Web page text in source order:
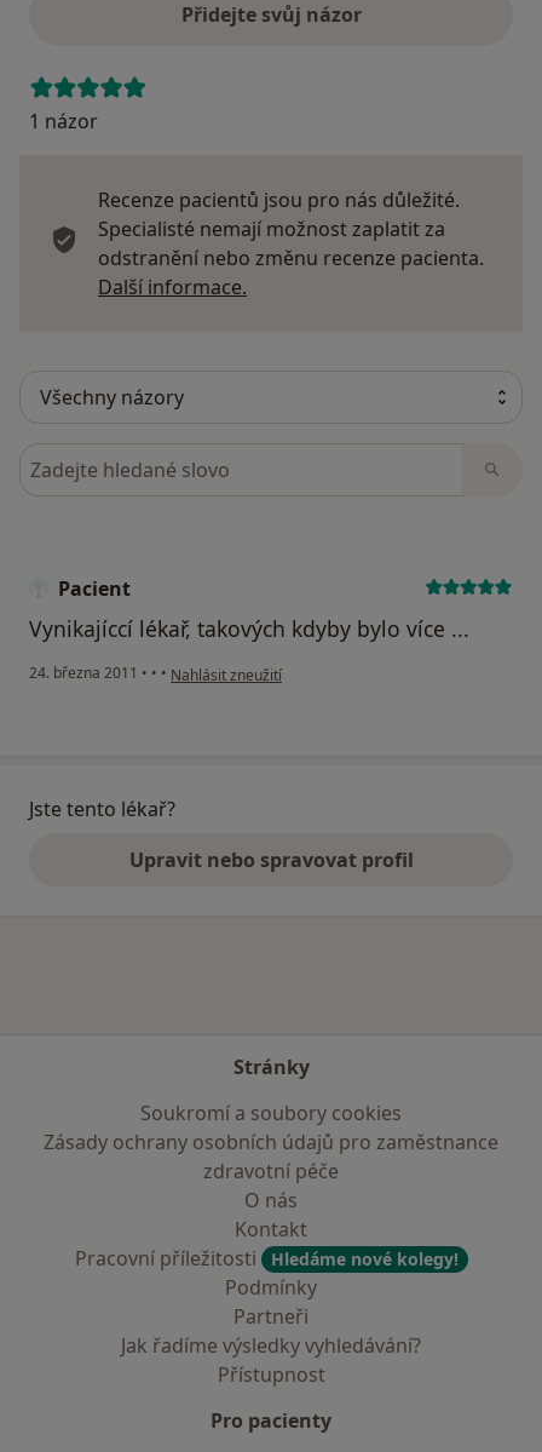
Přidejte svůj názor
1 názor
Recenze pacientů jsou pro nás důležité.
Specialisté nemají možnost zaplatit za
odstranění nebo změnu recenze pacienta.
Další informace.
Hledejte v názorech
Pacient
Vynikajíccí lékař, takových kdyby bylo více ...
24. března 2011 • • • podle názoru uživatele Pacient
Nahlásit zneužití
Jste tento lékař?
Upravit nebo spravovat profil
Stránky
Soukromí a soubory cookies
Zásady ochrany osobních údajů pro zaměstnance
zdravotní péče
O nás
Kontakt
Pracovní příležitosti
Hledáme nové kolegy!
Podmínky
Partneři
Jak řadíme výsledky vyhledávání?
Přístupnost
Pro pacienty